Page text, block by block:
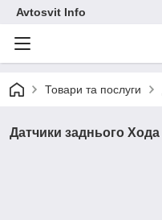
Avtosvit Info
Товари та послуги
Датчики заднього Хода